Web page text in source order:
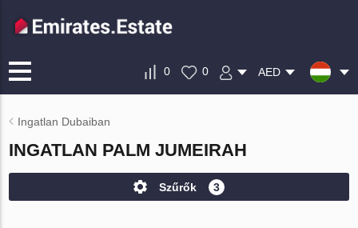
0 0 AED
Ingatlan Dubaiban
INGATLAN PALM JUMEIRAH
Szűrők 3